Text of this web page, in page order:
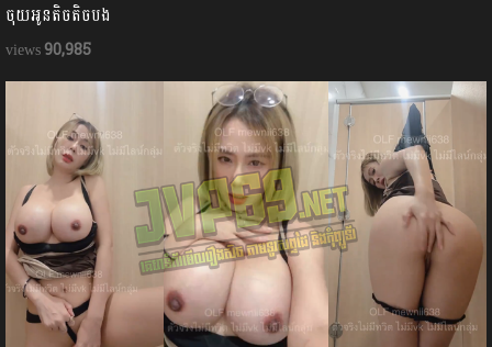
ចុយអូនតិចតិចបង
90,985